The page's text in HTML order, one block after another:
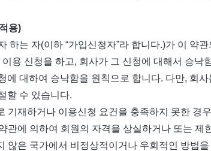
용)
하는 자(이하 “가입신청자”라 합니다.)가 이 약
용 신청을 하고, 회사가 그 신청에 대해서 승낙
대하여 승낙함을 원칙으로 합니다. 다만, 회
할 수 있습니다.
기재하거나 이용신청 요건을 충족하지 못한 경우
관에 의하여 회원의 자격을 상실하거나 또는 제
않은 국가에서 비정상적이거나 우회적인 방법